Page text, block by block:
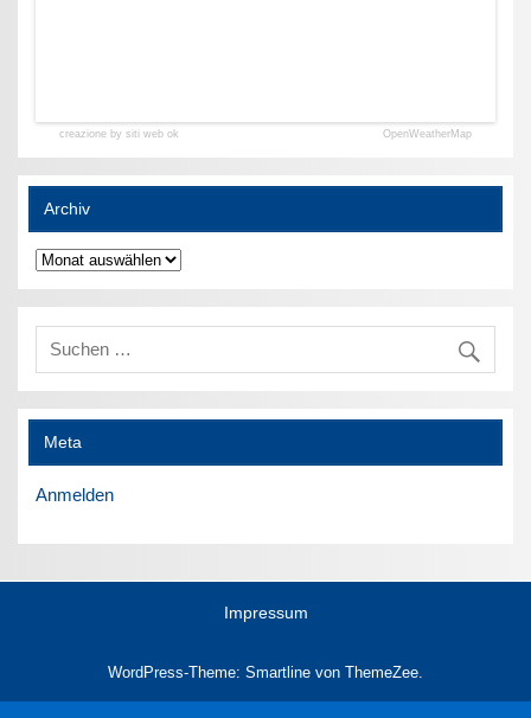
creazione by siti web ok OpenWeatherMap
Archiv
Archiv
Meta
Anmelden
Impressum
WordPress-Theme: Smartline von ThemeZee.